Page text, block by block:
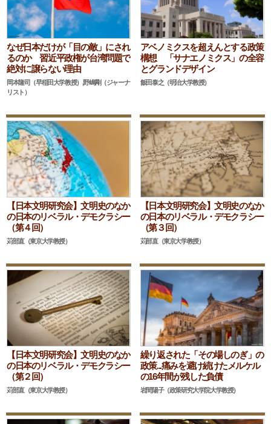
なぜ日本だけが「目の敵」にされ
るのか 習近平政権が台湾問題で
絶対に譲らない理由
岡本隆司（早稲田大学教授）,野嶋剛（ジャーナ
リスト）
アベノミクスを超えんとする政策
構想 「サナエノミクス」の全容
とグランドデザイン
飯田泰之（明治大学教授）
【日本文明研究会】文明史のなか
の日本のリベラル・デモクラシー
（第４回）
苅部直（東京大学教授）
【日本文明研究会】文明史のなか
の日本のリベラル・デモクラシー
（第３回）
苅部直（東京大学教授）
【日本文明研究会】文明史のなか
の日本のリベラル・デモクラシー
（第２回）
苅部直（東京大学教授）
繰り返された「その場しのぎ」の
政策...痛みを避け続けたメルケル
の16年間が残した負債
岩間陽子（政策研究大学院大学教授）